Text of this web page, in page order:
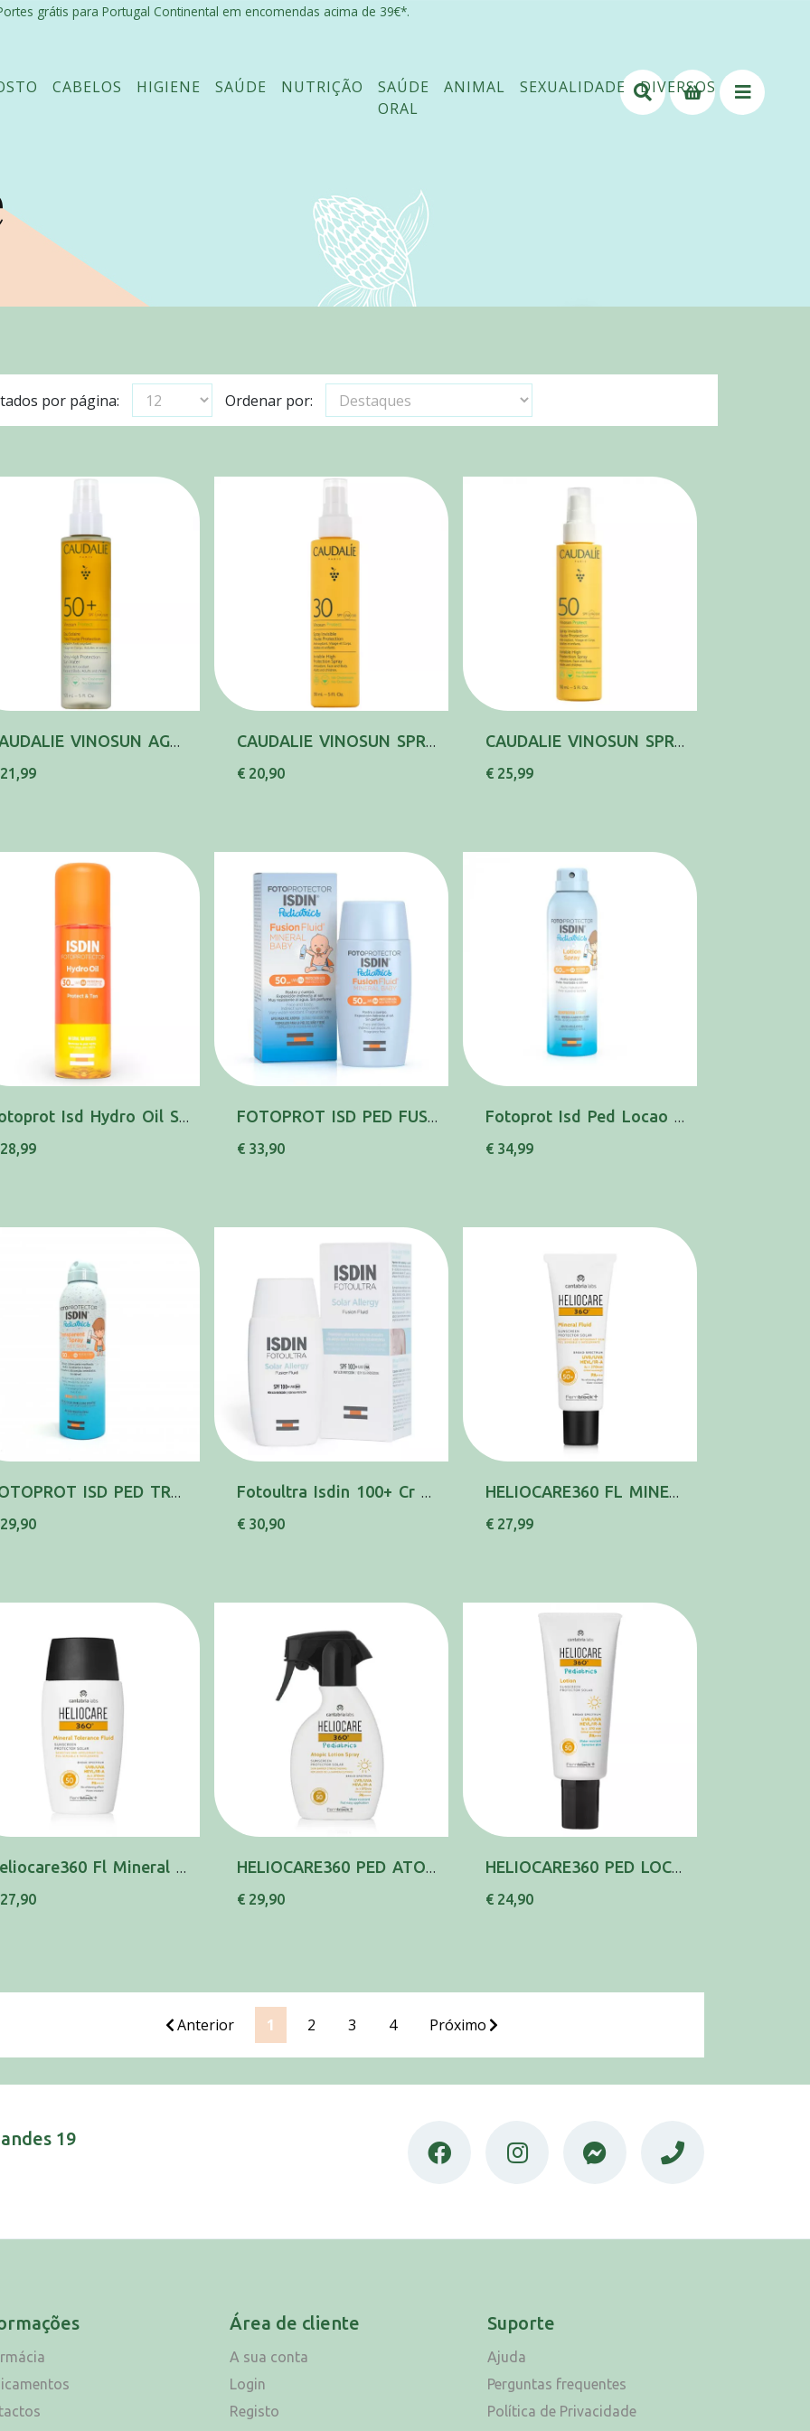
grátis para Portugal Continental em encomendas acima de 39€*.
CABELOS HIGIENE SAÚDE NUTRIÇÃO
SAÚDE
ORAL
ANIMAL SEXUALIDADE DIVERSOS
por página: Ordenar por:
CAUDALIE VINOSUN AGUA SOL SPF50+150ML CAUDALIE VINOSUN SPRAY INV SPF30 150ML
€ 20,90
CAUDALIE VINOSUN SPRAY INV SPF50 150ML
€ 25,99
Fotoprot Isd Hydro Oil Spf30 200ml FOTOPROT ISD PED FUS FL MIN BAB SPF50 50ML
€ 33,90
Fotoprot Isd Ped Locao Spray Spf50 250ml
€ 34,99
FOTOPROT ISD PED TRP SPR WET SKIN50 250ML Fotoultra Isdin 100+ Cr Solar Allergy50ml
€ 30,90
HELIOCARE360 FL MINERAL PSENS SPF50+ 50ML
€ 27,99
Heliocare360 Fl Mineral Toler Spf50 50ml HELIOCARE360 PED ATOP LOC SPRAY50+ 250
€ 29,90
HELIOCARE360 PED LOC PROT SOL SP50 200
€ 24,90
Anterior 1 2 3 4 Próximo
19
Área de cliente
A sua conta
Login
Registo
Suporte
Ajuda
Perguntas frequentes
Política de Privacidade